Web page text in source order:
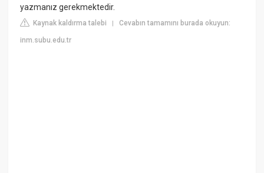
yazmanız gerekmektedir.
Kaynak kaldırma talebi |Cevabın tamamını burada okuyun:
inm.subu.edu.tr